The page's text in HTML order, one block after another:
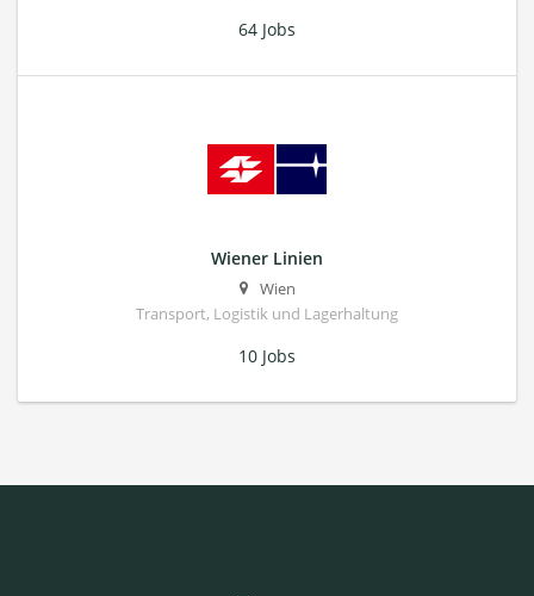
64 Jobs
Wiener Linien
Wien
Transport, Logistik und Lagerhaltung
10 Jobs